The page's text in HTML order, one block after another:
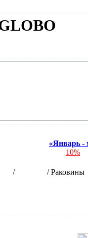
«Январь -
10%
/ /Раковины